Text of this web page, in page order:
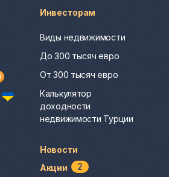
Инвесторам
Виды недвижимости
До 300 тысяч евро
От 300 тысяч евро
Калькулятор
доходности
недвижимости Турции
Новости
Акции
2